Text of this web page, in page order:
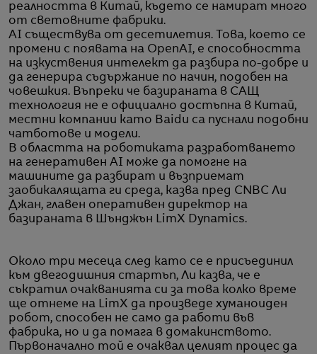
реалността в Китай, където се намират много
от световните фабрики.
AI съществува от десетилетия. Това, което се
промени с появата на OpenAI, е способността
на изкуствения интелект да разбира по-добре и
да генерира съдържание по начин, подобен на
човешкия. Въпреки че базираната в САЩ
технология не е официално достъпна в Китай,
местни компании като Baidu са пуснали подобни
чатботове и модели.
В областта на роботиката разработването
на генеративен AI може да помогне на
машините да разбират и възприемат
заобикалящата ги среда, казва пред CNBC Ли
Джан, главен оперативен директор на
базираната в Шънджън LimX Dynamics.
Около три месеца след като се е присъединил
към двегодишния стартъп, Ли казва, че е
съкратил очакванията си за това колко време
ще отнеме на LimX да произведе хуманоиден
робот, способен не само да работи във
фабрика, но и да помага в домакинството.
Първоначално той е очаквал целият процес да